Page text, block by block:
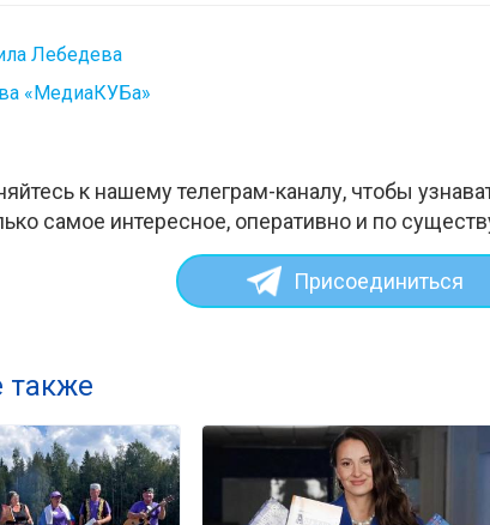
Лебедева
«МедиаКУБа»
к нашему телеграм-каналу, чтобы
самое интересное, оперативно и по
Присоединиться
также